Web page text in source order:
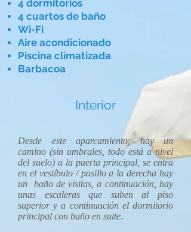
4 dormitorios
4 cuartos de baño
Wi-Fi
Aire acondicionado
Piscina climatizada
Barbacoa
Interior
Desde este aparcamiento, hay un
camino (sin umbrales, todo está a nivel
del suelo) a la puerta principal, se entra
en el vestíbulo / pasillo a la derecha hay
un baño de visitas, a continuación, hay
unas escaleras que suben al piso
superior y a continuación el dormitorio
principal con baño en suite.